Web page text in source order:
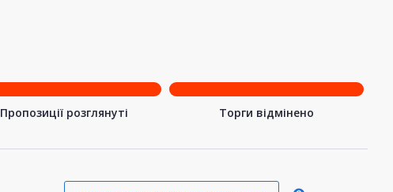
Пропозиції розглянуті Торги відмінено